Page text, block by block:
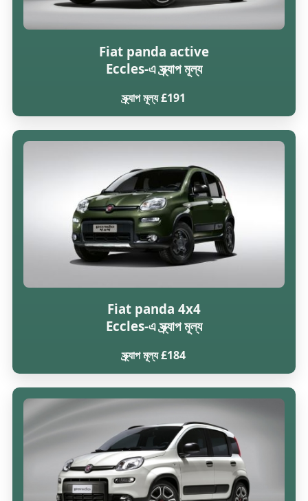
Fiat panda active
Eccles-এ স্ক্র্যাপ মূল্য
স্ক্র্যাপ মূল্য £191
Fiat panda 4x4
Eccles-এ স্ক্র্যাপ মূল্য
স্ক্র্যাপ মূল্য £184